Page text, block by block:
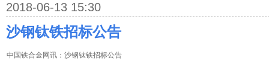
2018-06-13 15:30
沙钢钛铁招标公告
中国铁合金网讯：沙钢钛铁招标公告